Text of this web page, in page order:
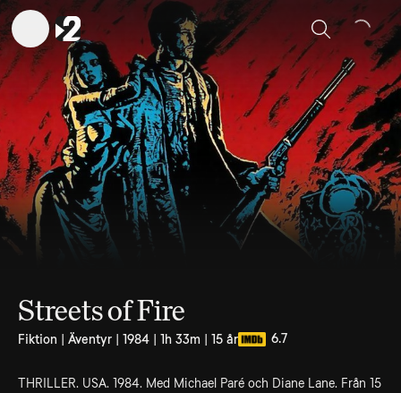
Sök
Streets of Fire
Fiktion | Äventyr | 1984 | 1h 33m | 15 år 6.7
THRILLER. USA. 1984. Med Michael Paré och Diane Lane. Från 15